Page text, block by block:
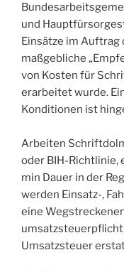
und
Einsätze im
maßgebliche
von Kosten für
erarbeitet wurde.
Konditionen ist
Arbeiten
oder BIH-Richtlinie,
min Dauer in der
werden Einsatz-,
eine
Umsatzsteuer